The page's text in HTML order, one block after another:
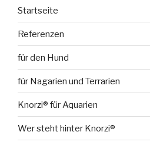
Startseite
Referenzen
für den Hund
für Nagarien und Terrarien
Knorzi® für Aquarien
Wer steht hinter Knorzi®